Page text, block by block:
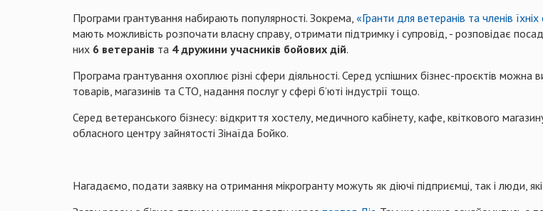
Програми грантування набирають популярності. Зокрема, «Гранти для ветеранів та членів їхніх
мають можливість розпочати власну справу, отримати підтримку і супровід, - розповідає
них 6 ветеранів та 4 дружини учасників бойових дій.
Програма грантування охоплює різні сфери діяльності. Серед успішних бізнес-проєктів
товарів, магазинів та СТО, надання послуг у сфері б’юті індустрії тощо.
Серед ветеранського бізнесу: відкриття хостелу, медичного кабінету, кафе, квіткового
обласного центру зайнятості Зінаїда Бойко.
Нагадаємо, подати заявку на отримання мікрогранту можуть як діючі підприємці, так і люди,